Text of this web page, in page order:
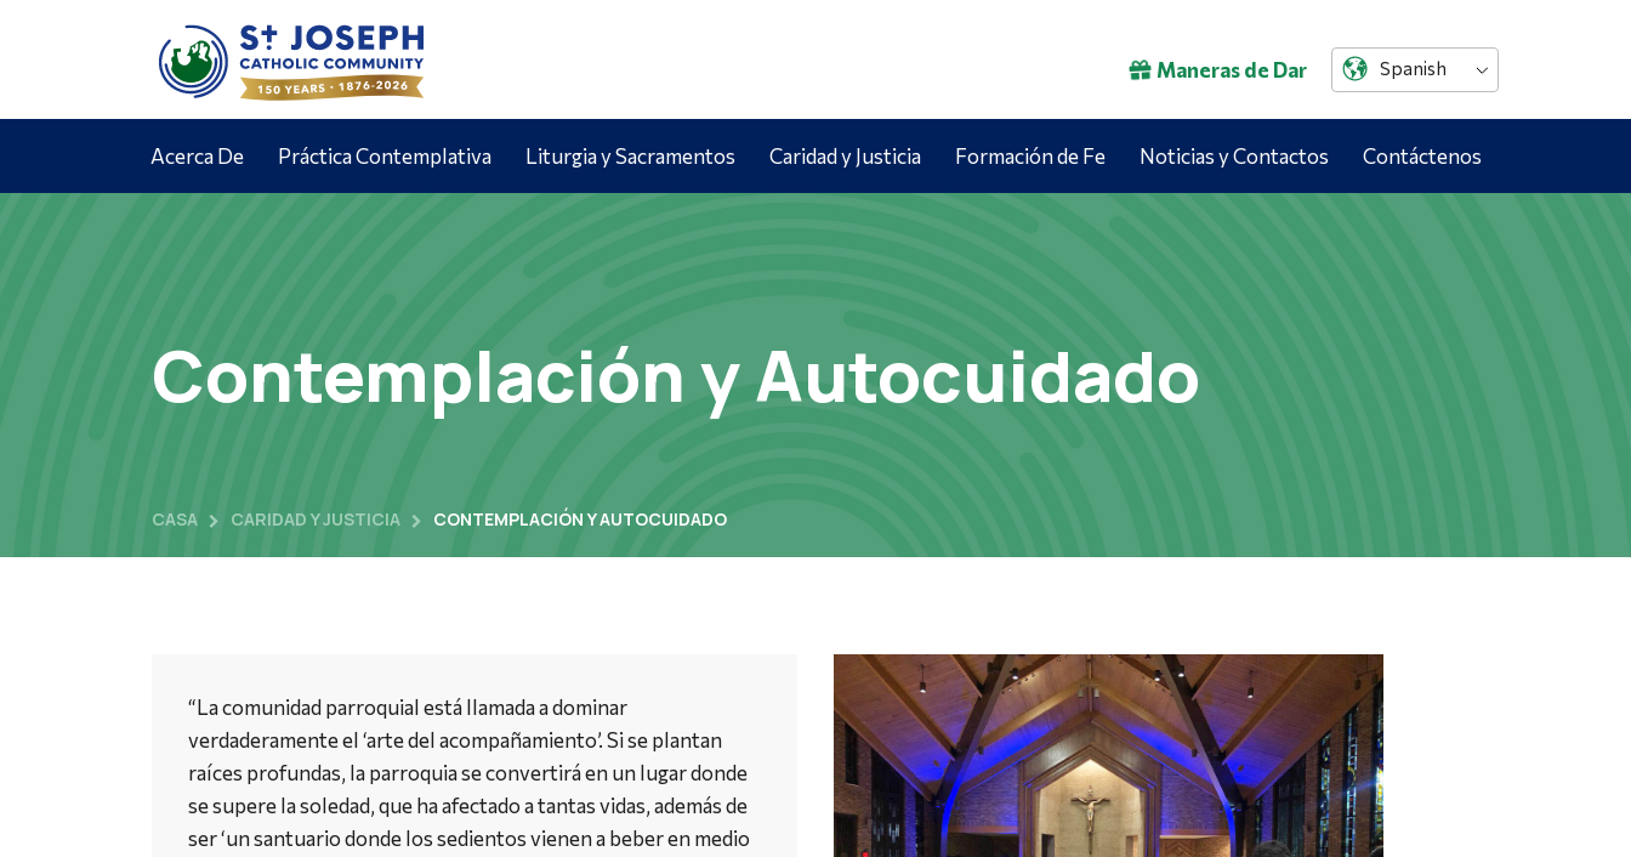
Maneras de Dar Spanish
Acerca De Práctica Contemplativa Liturgia y Sacramentos Caridad y Justicia Formación de Fe Noticias y Contactos Contáctenos
Contemplación y Autocuidado
CASA CARIDAD Y JUSTICIA CONTEMPLACIÓN Y AUTOCUIDADO
“La comunidad parroquial está llamada a dominar
verdaderamente el ‘arte del acompañamiento’. Si se plantan
raíces profundas, la parroquia se convertirá en un lugar donde
se supere la soledad, que ha afectado a tantas vidas, además de
ser ‘un santuario donde los sedientos vienen a beber en medio